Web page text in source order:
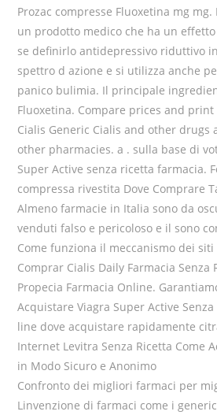
Prozac compresse Fluoxetina mg mg.
un prodotto medico che ha un
se definirlo antidepressivo riduttivo
spettro d azione e si utilizza anche
panico bulimia. Il principale
Fluoxetina. Compare prices and
Cialis Generic Cialis and other drugs
other pharmacies. a . sulla base di
Super Active senza ricetta farmacia.
compressa rivestita Dove Comprare
Almeno farmacie in Italia sono da
venduti falso e pericoloso e il sono
Come funziona il meccanismo dei
Comprar Cialis Daily Farmacia Senza
Propecia Farmacia Online.
Acquistare Viagra Super Active
line dove acquistare rapidamente
Internet Levitra Senza Ricetta Come
in Modo Sicuro e Anonimo
Confronto dei migliori farmaci per
Linvenzione di farmaci come i